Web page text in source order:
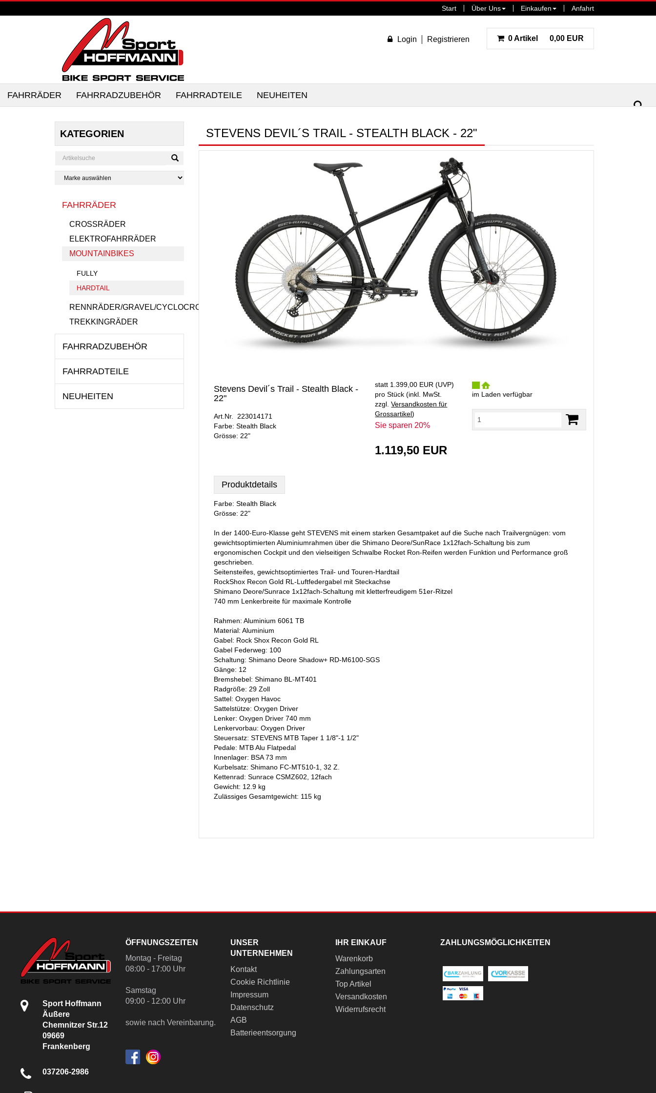
Start Über Uns Einkaufen Anfahrt
Login Registrieren 0 Artikel 0,00 EUR
FAHRRÄDER FAHRRADZUBEHÖR FAHRRADTEILE NEUHEITEN
KATEGORIEN
FAHRRÄDER
CROSSRÄDER
ELEKTROFAHRRÄDER
MOUNTAINBIKES
FULLY
HARDTAIL
RENNRÄDER/GRAVEL/CYCLOCROSS
TREKKINGRÄDER
FAHRRADZUBEHÖR
FAHRRADTEILE
NEUHEITEN
STEVENS DEVIL´S TRAIL - STEALTH BLACK - 22"
Stevens Devil´s Trail - Stealth Black -
22"
Art.Nr. 223014171
Farbe: Stealth Black
Grösse: 22"
statt 1.399,00 EUR (UVP)
pro Stück (inkl. MwSt.
zzgl.Versandkosten für
Grossartikel)
Sie sparen 20%
1.119,50 EUR
im Laden verfügbar
Produktdetails
Farbe: Stealth Black
Grösse: 22"
In der 1400-Euro-Klasse geht STEVENS mit einem starken Gesamtpaket auf die Suche nach Trailvergnügen: vom
gewichtsoptimierten Aluminiumrahmen über die Shimano Deore/SunRace 1x12fach-Schaltung bis zum
ergonomischen Cockpit und den vielseitigen Schwalbe Rocket Ron-Reifen werden Funktion und Performance groß
geschrieben.
Seitensteifes, gewichtsoptimiertes Trail- und Touren-Hardtail
RockShox Recon Gold RL-Luftfedergabel mit Steckachse
Shimano Deore/Sunrace 1x12fach-Schaltung mit kletterfreudigem 51er-Ritzel
740 mm Lenkerbreite für maximale Kontrolle
Rahmen: Aluminium 6061 TB
Material: Aluminium
Gabel: Rock Shox Recon Gold RL
Gabel Federweg: 100
Schaltung: Shimano Deore Shadow+ RD-M6100-SGS
Gänge: 12
Bremshebel: Shimano BL-MT401
Radgröße: 29 Zoll
Sattel: Oxygen Havoc
Sattelstütze: Oxygen Driver
Lenker: Oxygen Driver 740 mm
Lenkervorbau: Oxygen Driver
Steuersatz: STEVENS MTB Taper 1 1/8"-1 1/2"
Pedale: MTB Alu Flatpedal
Innenlager: BSA 73 mm
Kurbelsatz: Shimano FC-MT510-1, 32 Z.
Kettenrad: Sunrace CSMZ602, 12fach
Gewicht: 12.9 kg
Zulässiges Gesamtgewicht: 115 kg
Sport Hoffmann
Äußere
Chemnitzer Str.12
09669
Frankenberg
037206-2986
ÖFFNUNGSZEITEN
Montag - Freitag
08:00 - 17:00 Uhr
Samstag
09:00 - 12:00 Uhr
sowie nach Vereinbarung.
UNSER
UNTERNEHMEN
Kontakt
Cookie Richtlinie
Impressum
Datenschutz
AGB
Batterieentsorgung
IHR EINKAUF
Warenkorb
Zahlungsarten
Top Artikel
Versandkosten
Widerrufsrecht
ZAHLUNGSMÖGLICHKEITEN